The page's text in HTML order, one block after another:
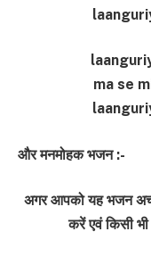
ma se
और मनमोहक भजन :-
अगर आपको यह भजन
करें एवं किसी